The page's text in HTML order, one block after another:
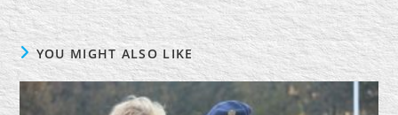
YOU MIGHT ALSO LIKE